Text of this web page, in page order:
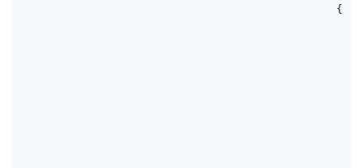
                                                {